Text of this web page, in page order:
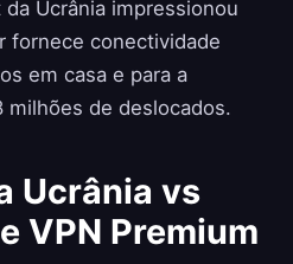
Ucrânia impressionou
fornece conectividade
em casa e para a
milhões de deslocados.
Ucrânia vs
VPN Premium